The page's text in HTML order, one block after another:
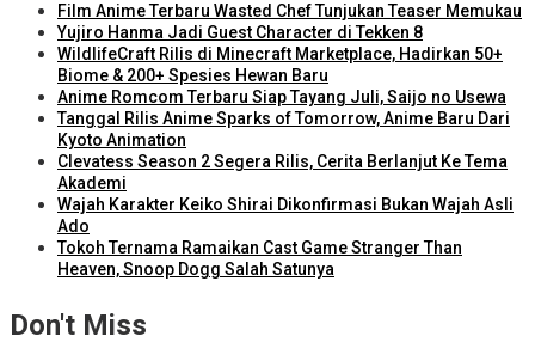
Film Anime Terbaru Wasted Chef Tunjukan Teaser Memukau
Yujiro Hanma Jadi Guest Character di Tekken 8
WildlifeCraft Rilis di Minecraft Marketplace, Hadirkan 50+
Biome & 200+ Spesies Hewan Baru
Anime Romcom Terbaru Siap Tayang Juli, Saijo no Usewa
Tanggal Rilis Anime Sparks of Tomorrow, Anime Baru Dari
Kyoto Animation
Clevatess Season 2 Segera Rilis, Cerita Berlanjut Ke Tema
Akademi
Wajah Karakter Keiko Shirai Dikonfirmasi Bukan Wajah Asli
Ado
Tokoh Ternama Ramaikan Cast Game Stranger Than
Heaven, Snoop Dogg Salah Satunya
Don't Miss